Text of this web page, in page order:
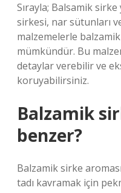
Sırayla; Balsamik
sirkesi, nar sütunları
malzemelerle
mümkündür. Bu
detaylar verebilir ve
koruyabilirsiniz.
Balzamik
benzer?
Balzamik sirke
tadı kavramak için